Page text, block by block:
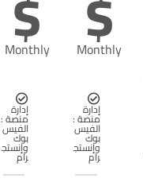
Monthly
إدارة
منصة :
الفيس
بوك
وإنستج
رام
Monthly
إدارة
منصة :
الفيس
بوك
وإنستج
رام